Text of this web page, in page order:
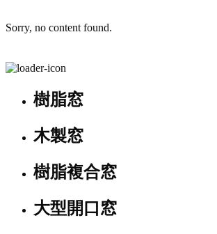
Sorry, no content found.
樹脂窓
木製窓
樹脂複合窓
大型開口窓